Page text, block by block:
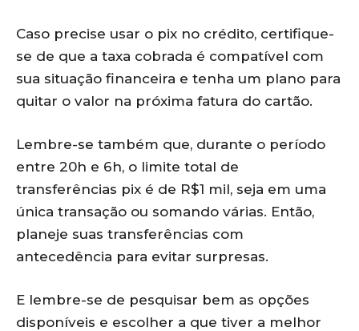
Caso precise usar o pix no crédito, certifique-
se de que a taxa cobrada é compatível com
sua situação financeira e tenha um plano para
quitar o valor na próxima fatura do cartão.
Lembre-se também que, durante o período
entre 20h e 6h, o limite total de
transferências pix é de R$1 mil, seja em uma
única transação ou somando várias. Então,
planeje suas transferências com
antecedência para evitar surpresas.
E lembre-se de pesquisar bem as opções
disponíveis e escolher a que tiver a melhor